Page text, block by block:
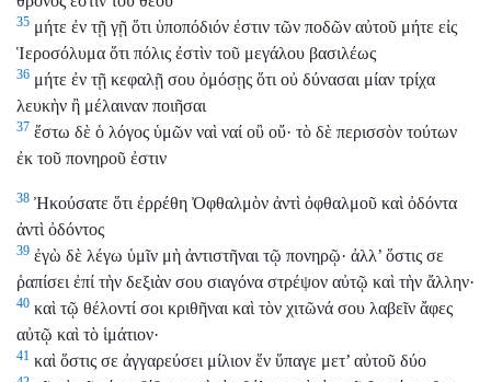
35 μήτε ἐν τῇ γῇ ὅτι ὑποπόδιόν ἐστιν τῶν ποδῶν αὐτοῦ μήτε εἰς
Ἱεροσόλυμα ὅτι πόλις ἐστὶν τοῦ μεγάλου βασιλέως
36 μήτε ἐν τῇ κεφαλῇ σου ὀμόσῃς ὅτι οὐ δύνασαι μίαν τρίχα
λευκὴν ἢ μέλαιναν ποιῆσαι
37 ἔστω δὲ ὁ λόγος ὑμῶν ναὶ ναί οὒ οὔ· τὸ δὲ περισσὸν τούτων
ἐκ τοῦ πονηροῦ ἐστιν
38 Ἠκούσατε ὅτι ἐρρέθη Ὀφθαλμὸν ἀντὶ ὀφθαλμοῦ καὶ ὀδόντα
ἀντὶ ὀδόντος
39 ἐγὼ δὲ λέγω ὑμῖν μὴ ἀντιστῆναι τῷ πονηρῷ· ἀλλ’ ὅστις σε
ῥαπίσει ἐπί τὴν δεξιὰν σου σιαγόνα στρέψον αὐτῷ καὶ τὴν ἄλλην·
40 καὶ τῷ θέλοντί σοι κριθῆναι καὶ τὸν χιτῶνά σου λαβεῖν ἄφες
αὐτῷ καὶ τὸ ἱμάτιον·
41 καὶ ὅστις σε ἀγγαρεύσει μίλιον ἕν ὕπαγε μετ’ αὐτοῦ δύο